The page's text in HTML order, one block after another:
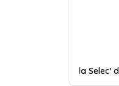
la Selec’